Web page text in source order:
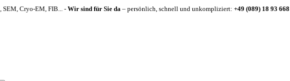
SEM, Cryo-EM, FIB... - Wir sind für Sie da – persönlich, schnell und unkompliziert: +49 (089) 18 93